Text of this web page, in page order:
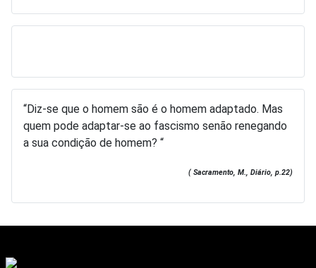
“Diz-se que o homem são é o homem adaptado. Mas
quem pode adaptar-se ao fascismo senão renegando
a sua condição de homem? “
( Sacramento, M., Diário, p.22)